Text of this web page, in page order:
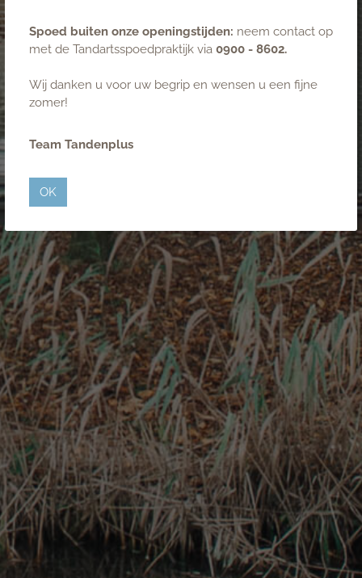
Spoed buiten onze openingstijden: neem contact op
met de Tandartsspoedpraktijk via 0900 - 8602.
Wij danken u voor uw begrip en wensen u een fijne
zomer!
Team Tandenplus
OK
dit te kunnen realiseren werken wij met goed opgeleide
medewerkers, kwalitatief goede apparatuur en volgen wij
en infectiepreventie en de algemene wet- en regelgeving.
Scholing en ontwikkeling
Wij vinden permanente scholing op het gebied van nieuwe
deel aan cursussen en congressen in binnen- en buitenland.
Door middel van functioneringsgesprekken brengen we in
kaart op welk gebied onze medewerkers zich verder dienen
te ontwikkelen of zich kunnen verbeteren. In overleg met
de medewerkers wordt eventueel een scholingstraject
opgezet. Dit kan zowel gaan om interne als externe
trainingen en coaching.
Deskundigheid en kwaliteit
Onze behandelaars staan ingeschreven in het
Kwaliteitsregister voor Tandartsen (KRT) en het
Kwaliteitsregister voor Mondhygiënisten ( KRM) en volgen de
nodige bij- en nascholing. Elk jaar wordt er een
opleidingsplan opgesteld waarin de geplande opleidingen
en cursussen worden vastgelegd. Tijdens het
functioneringsgesprek wordt de effectiviteit van de
gevolgde opleidingen geëvalueerd. Daarnaast nemen we
deel aan visitaties en worden er binnen de praktijk
observaties uitgevoerd tijdens de werkzaamheden. De
bevindingen worden teruggekoppeld naar de
desbetreffende medewerkers en besproken in het
werkoverleg.